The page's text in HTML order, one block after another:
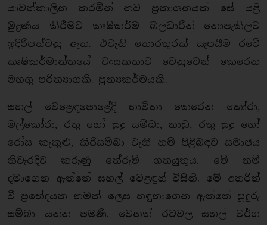
යාවත්කාලීන කරමින් නව ප්‍රකාශනයක් සේ යළි
මුද්‍රණය කිරීමට කෘෂිකර්ම බලධාරීන් නොපැකිලව
ඉදිරිපත්වනු ඇත. එවැනි තොරතුරක් සැපයීම රටේ
කෘෂිකර්මාන්තයේ වංසකතාව වෙනුවෙන් කෙරෙන
මහගු පරිත්‍යාගකි. පුන්‍යකර්මයකි.
සහල් වෙළෙඳපොළේදි භාවිතා කෙරෙන කෝරා,
මල්කෝරා, රතු හෝ සුදු සම්බා, නාඩු, රතු සුදු හෝ
රෝස කැකුළු, කීරිසම්බා වැනි නම් පිළිබඳව සමාජය
නිවැරදිව කරුණු තේරුම් ගතයුතුය. මේ නම්
දමාගෙන ඇත්තේ සහල් වෙළඳුන් විසිනි. මේ අතරින්
වී ප්‍රභේදයක නමක් ලෙස හඳුනාගෙන ඇත්තේ සූදුරු
සම්බා යන්න පමණි. වෙනත් රටවල සහල් වර්ග